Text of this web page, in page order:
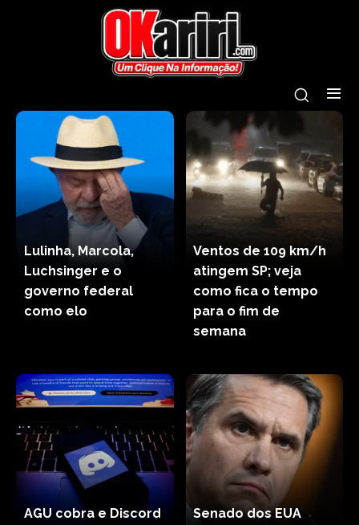
Lulinha, Marcola,
Luchsinger e o
governo federal
como elo
Ventos de 109 km/h
atingem SP; veja
como fica o tempo
para o fim de
semana
AGU cobra e Discord
Senado dos EUA